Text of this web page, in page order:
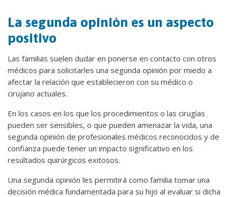
La segunda opinión es un aspecto
positivo
Las familias suelen dudar en ponerse en contacto con otros
médicos para solicitarles una segunda opinión por miedo a
afectar la relación que establecieron con su médico o
cirujano actuales.
En los casos en los que los procedimientos o las cirugías
pueden ser sensibles, o que pueden amenazar la vida, una
segunda opinión de profesionales médicos reconocidos y de
confianza puede tener un impacto significativo en los
resultados quirúrgicos exitosos.
Una segunda opinión les permitirá como familia tomar una
decisión médica fundamentada para su hijo al evaluar si dicha